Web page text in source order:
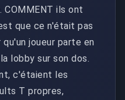
ils ont
que ce n'était pas
joueur parte en
lobby sur son dos.
c'étaient les
T propres,